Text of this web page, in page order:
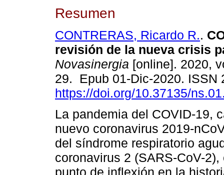
Resumen
CONTRERAS, Ricardo R..
revisión de la nueva crisis
Novasinergia [online]. 2020,
29. Epub 01-Dic-2020. ISSN
https://doi.org/10.37135/
La pandemia del COVID-19,
nuevo coronavirus 2019-
del síndrome respiratorio
coronavirus 2 (SARS-CoV-
punto de inflexión en la